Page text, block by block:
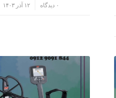
۰ دیدگاه ۱۲ آذر ۱۴۰۳